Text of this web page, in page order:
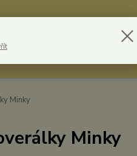
Hledat
Minky
Minky